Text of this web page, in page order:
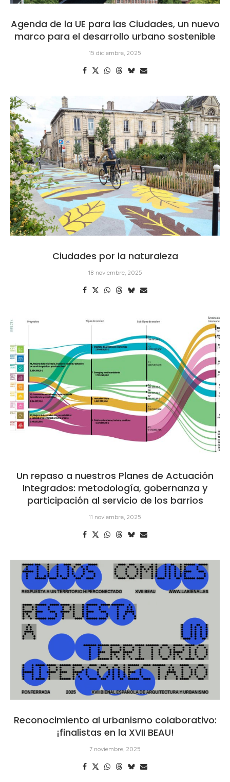
Agenda de la UE para las Ciudades, un nuevo
marco para el desarrollo urbano sostenible
15 diciembre, 2025
Ciudades por la naturaleza
18 noviembre, 2025
Un repaso a nuestros Planes de Actuación
Integrados: metodología, gobernanza y
participación al servicio de los barrios
11 noviembre, 2025
Reconocimiento al urbanismo colaborativo:
¡finalistas en la XVII BEAU!
7 noviembre, 2025